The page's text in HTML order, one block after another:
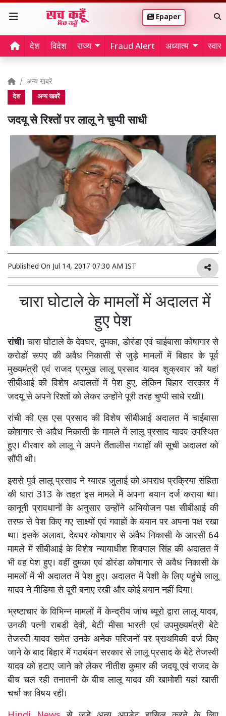
Epaper
देश विदेश राज्य Fraud Alert अध्यात्म
अन्य खबरें
देश अन्य खबरें
जदयू से रिश्तों पर लालू ने चुप्पी साधी
Published On Jul 14, 2017 07:30 AM IST
चारा घोटाले के मामलों में अदालत में
हुए पेश
रांची। चारा घोटाले के देवघर, दुमका, डोरंडा एवं चाईबासा कोषागार से
करोडों रूपए की अवैध निकासी से जुड़े मामलों में बिहार के पूर्व
मुख्यमंत्री एवं राजद प्रमुख लालू प्रसाद यादव शुक्रवार को यहां
सीबीआई की विशेष अदालतों में पेश हुए, लेकिन बिहार सरकार में
जदयू से अपने रिश्तों को लेकर उन्होंने पूरी तरह चुप्पी साधे रखी।
रांची की एस एस प्रसाद की विशेष सीबीआई अदालत में चाईबासा
कोषागार से अवैध निकासी के मामले में लालू प्रसाद यादव उपस्थित
हुए। वीरवार को लालू ने अपने तैंतालीस गवाहों की सूची अदालत को
सौंपी थी।
इससे पूर्व लालू प्रसाद ने ग्यारह जुलाई को अपराध प्रक्रिया संहिता
की धारा 313 के तहत इस मामले में अपना बयान दर्ज कराया था।
कानूनी प्रावधानों के अनुसार उन्होंने अभियोजन पक्ष सीबीआई की
तरफ से पेश किए गए साक्ष्यों एवं गवाहों के बयान पर अपना पक्ष रखा
था। इसके अलावा, देवघर कोषागार से अवैध निकासी के आरसी 64
मामले में सीबीआई के विशेष न्यायाधीश शिवपाल सिंह की अदालत में
भी वह पेश हुए। वहीं दुमका एवं डोरंडा कोषागार से अवैध निकासी के
मामलों में भी अदालत में पेश हुए। अदालत में पेशी के लिए पहुंचे लालू
यादव ने मीडिया से दूरी बनाए रखी और कोई बयान नहीं दिया।
भ्रष्टाचार के विभिन्न मामलों में केन्द्रीय जांच ब्यूरो द्वारा लालू यादव,
उनकी पत्नी राबडी देवी, बेटी मीसा भारती एवं उपमुख्यमंत्री बेटे
तेजस्वी यादव समेत उनके अनेक परिजनों पर प्राथमिकी दर्ज किए
जाने के बाद बिहार में गठबंधन सरकार से लालू प्रसाद के बेटे तेजस्वी
यादव को हटाए जाने को लेकर नीतीश कुमार की जदयू एवं राजद के
बीच चल रही तनातनी के बीच लालू यादव की खामोशी यहां खासी
चर्चा का विषय रही।